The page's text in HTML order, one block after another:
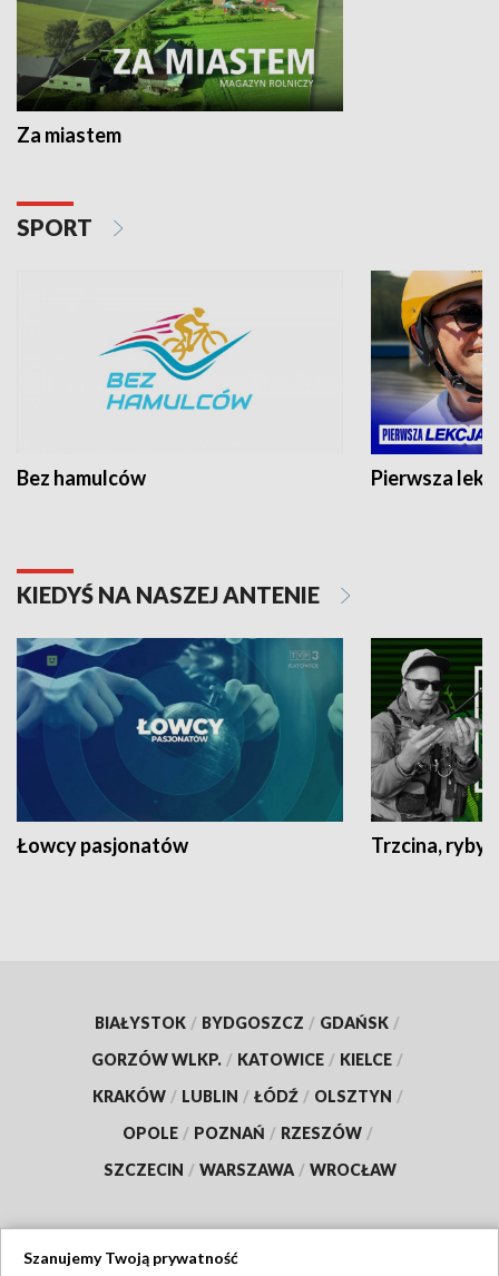
Za miastem
SPORT
Bez hamulców Pierwsza
KIEDYŚ NA NASZEJ ANTENIE
Łowcy pasjonatów Trzcina, ryby
BIAŁYSTOK / BYDGOSZCZ / GDAŃSK /
GORZÓW WLKP. / KATOWICE / KIELCE /
KRAKÓW / LUBLIN / ŁÓDŹ / OLSZTYN /
OPOLE / POZNAŃ / RZESZÓW /
SZCZECIN / WARSZAWA / WROCŁAW
Szanujemy Twoją prywatność